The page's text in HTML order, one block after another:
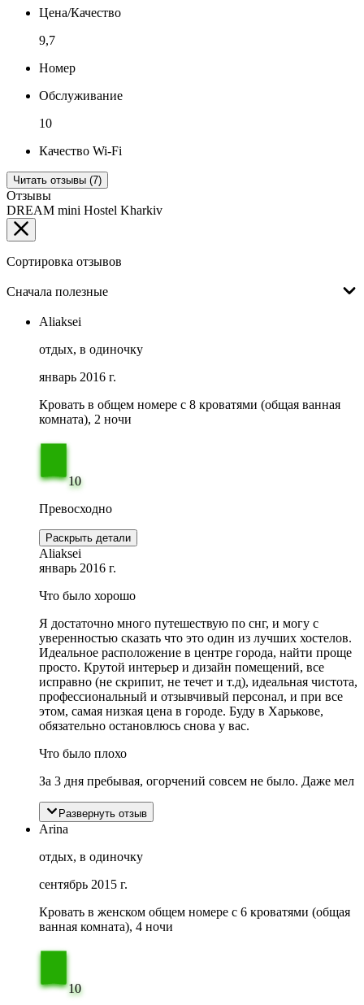
Цена/Качество
9,7
Номер
Обслуживание
10
Качество Wi-Fi
Читать отзывы (7)
Отзывы
DREAM mini Hostel Kharkiv
Сортировка отзывов
Сначала полезные
Aliaksei
отдых, в одиночку
январь 2016 г.
Кровать в общем номере c 8 кроватями (общая ванная
комната), 2 ночи
10
Превосходно
Раскрыть детали
Aliaksei
январь 2016 г.
Что было хорошо
Я достаточно много путешествую по снг, и могу с
уверенностью сказать что это один из лучших хостелов.
Идеальное расположение в центре города, найти проще
просто. Крутой интерьер и дизайн помещений, все
исправно (не скрипит, не течет и т.д), идеальная чистота,
профессиональный и отзывчивый персонал, и при все
этом, самая низкая цена в городе. Буду в Харькове,
обязательно остановлюсь снова у вас.
Что было плохо
За 3 дня пребывая, огорчений совсем не было. Даже мел
Развернуть отзыв
Arina
отдых, в одиночку
сентябрь 2015 г.
Кровать в женском общем номере c 6 кроватями (общая
ванная комната), 4 ночи
10